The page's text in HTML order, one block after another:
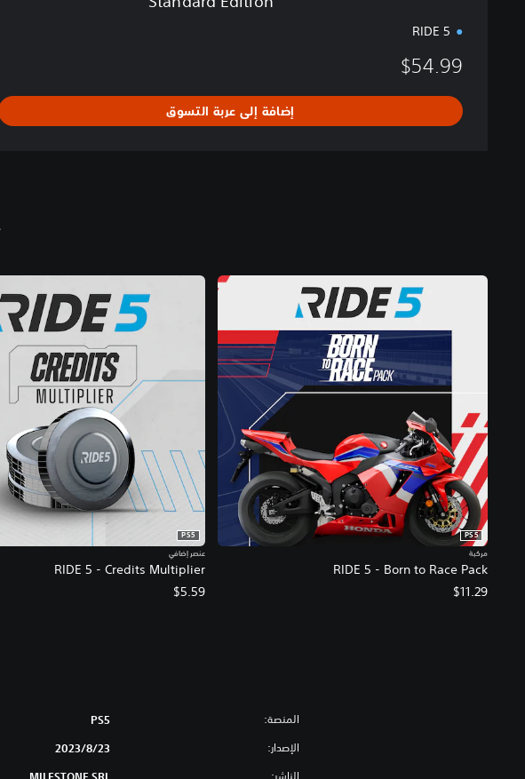
RIDE 5
$54.99
إضافة إلى عربة التسوق
RIDE 5 - Born to Race Pack
PS5
مركبة
$11.29
RIDE 5 - Credits Multiplier
PS5
عنصر إضافي
$5.59
المنصة: PS5
الإصدار: 23‏/8‏/2023
الناشر: